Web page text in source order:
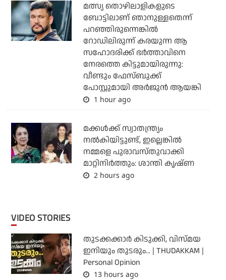
മത്സ്യ തൊഴിലാളികളുടെ
ബോട്ടിലാണ് ഞാനുള്ളതെന്ന്
പറഞ്ഞിരുന്നെങ്കില്‍
റോഡിലിരുന്ന് കരയുന്ന ആ
സഹോദരിക്ക് ഭര്‍ത്താവിനെ
നേരത്തെ കിട്ടുമായിരുന്നു:
വീണ്ടും ഫേസ്ബുക്ക്
പോസ്റ്റുമായി അര്‍ജുന്‍ ആയങ്കി
1 hour ago
മക്കൾക്ക് സ്വാതന്ത്ര്യം
നൽകിയിട്ടുണ്ട്, ഇല്ലെങ്കിൽ
നമ്മളെ പുരാവസ്തുവാക്കി
മാറ്റിനിർത്തും: ശാന്തി കൃഷ്ണ
2 hours ago
VIDEO STORIES
തുടക്കക്കാര്‍ കിടുക്കി, വിസ്മയ
ഇനിയും തുടരും... | THUDAKKAM |
Personal Opinion
13 hours ago